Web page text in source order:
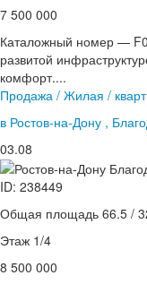
7 500 000
Каталожный номер —
развитой
комфорт....
Продажа / Жилая /
в Ростов-на-Дону ,
03.08
ID: 238449
Общая площадь 66.5 /
Этаж 1/4
8 500 000